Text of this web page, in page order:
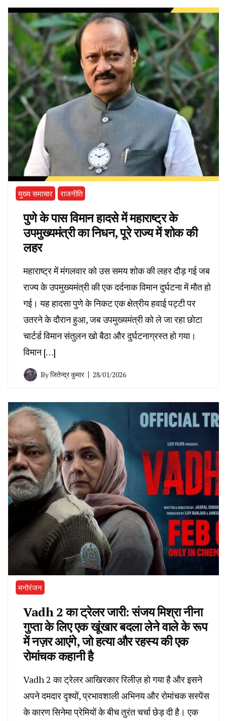
मुख्य समाचार राजनीति
पुणे के पास विमान हादसे में महाराष्ट्र के
उपमुख्यमंत्री का निधन, पूरे राज्य में शोक की
लहर
महाराष्ट्र में मंगलवार को उस समय शोक की लहर दौड़ गई जब
राज्य के उपमुख्यमंत्री की एक दर्दनाक विमान दुर्घटना में मौत हो
गई। यह हादसा पुणे के निकट एक क्षेत्रीय हवाई पट्टी पर
उतरने के दौरान हुआ, जब उपमुख्यमंत्री को ले जा रहा छोटा
चार्टर्ड विमान संतुलन खो बैठा और दुर्घटनाग्रस्त हो गया।
विमान […]
Byजितेन्द्र कुमार 28/01/2026
मनोरंजन
Vadh 2 का ट्रेलर जारी: संजय मिश्रा नीना
गुप्ता के लिए एक खूंखार बदला लेने वाले के रूप
में नज़र आएंगे, जो हत्या और रहस्य की एक
रोमांचक कहानी है
Vadh 2 का ट्रेलर आखिरकार रिलीज़ हो गया है और इसने
अपने दमदार दृश्यों, प्रभावशाली अभिनय और रोमांचक सस्पेंस
के कारण सिनेमा प्रेमियों के बीच तुरंत चर्चा छेड़ दी है। एक